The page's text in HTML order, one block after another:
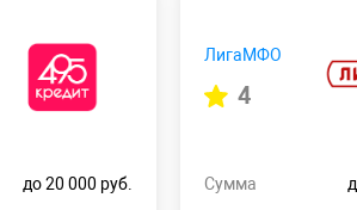
до 20 000 руб.
ЛигаМФО
4
Сумма